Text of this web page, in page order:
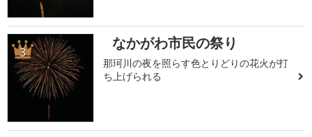
3 なかがわ市民の祭り
那珂川の夜を照らす色とりどりの花火が打
ち上げられる